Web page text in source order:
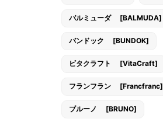
バルミューダ [BALMUDA]
バンドック [BUNDOK]
ビタクラフト [VitaCraft]
フランフラン [Francfranc]
ブルーノ [BRUNO]